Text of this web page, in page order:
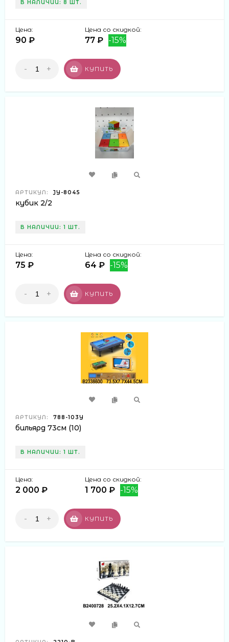
В НАЛИЧИИ: 8 ШТ.
Цена:
90 ₽
Цена со скидкой:
77 ₽ -15%
- + КУПИТЬ
АРТИКУЛ: JY-8045
кубик 2/2
В НАЛИЧИИ: 1 ШТ.
Цена:
75 ₽
Цена со скидкой:
64 ₽ -15%
- + КУПИТЬ
АРТИКУЛ: 788-103Y
бильярд 73см (10)
В НАЛИЧИИ: 1 ШТ.
Цена:
2 000 ₽
Цена со скидкой:
1 700 ₽ -15%
- + КУПИТЬ